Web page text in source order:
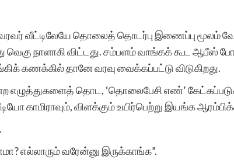
வீட்டிலேயே தொலைத் தொடர்பு இணைப்பு மூலம்
வெகு நாளாகி விட்டது. சம்பளம் வாங்கக் கூட ஆபீஸ்
கணக்கில் தானே வரவு வைக்கப்பட்டு விடுகிறது.
எழுத்துகளைத் தொட, ‘தொலைபேசி எண்’
விளக்கும் உயிர்பெற்று இயங்க
எல்லாரும் வரேன்னு இருக்காங்க”.
செய்தி
மகிழ்ந்து
அளப்பரியது.